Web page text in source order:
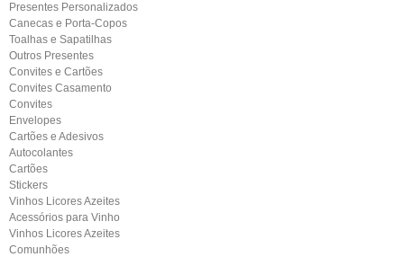
Presentes Personalizados
Canecas e Porta-Copos
Toalhas e Sapatilhas
Outros Presentes
Convites e Cartões
Convites Casamento
Convites
Envelopes
Cartões e Adesivos
Autocolantes
Cartões
Stickers
Vinhos Licores Azeites
Acessórios para Vinho
Vinhos Licores Azeites
Comunhões